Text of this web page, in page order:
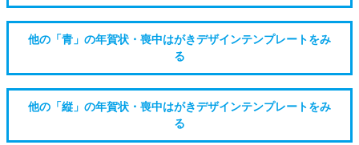
他の「青」の年賀状・喪中はがきデザインテンプレートをみ
る
他の「縦」の年賀状・喪中はがきデザインテンプレートをみ
る